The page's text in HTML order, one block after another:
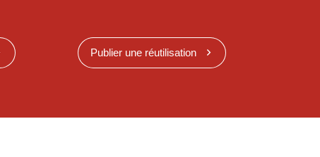
Publier une réutilisation